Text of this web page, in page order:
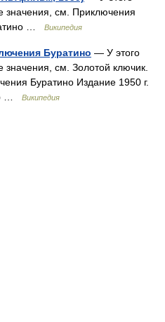
значения, см. Приключения
…
Википедия
Буратино — У этого
см. Золотой ключик.
Буратино Издание 1950 г.
…
Википедия